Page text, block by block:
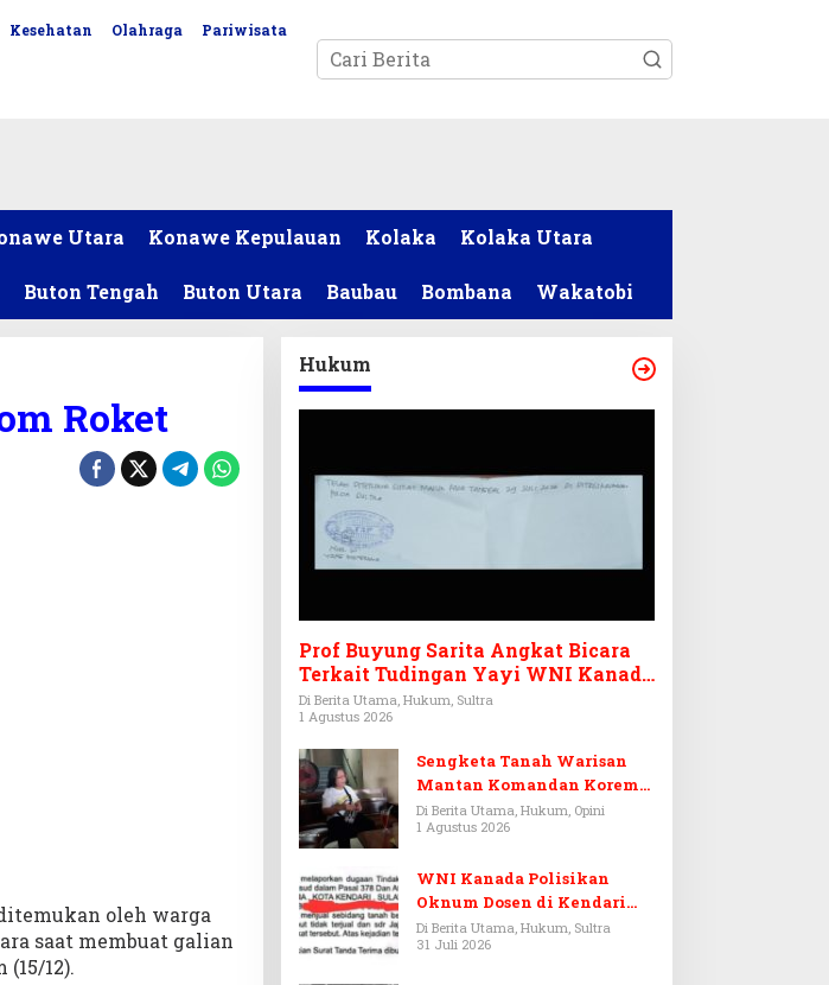
Kesehatan Olahraga Pariwisata
Utara Konawe Kepulauan Kolaka Kolaka Utara
Buton Tengah Buton Utara Baubau Bombana Wakatobi
Roket
oleh warga
saat membuat galian
12).
Hukum
Prof Buyung Sarita Angkat Bicara
Terkait Tudingan Yayi WNI Kanada
Ditagih Utang Rp3,6 Miliar
Di Berita Utama, Hukum, Sultra
1 Agustus 2026
Sengketa Tanah Warisan
Mantan Komandan Korem
143/HO, Ketika Warisan
Menjadi Arena Pemerasan
Di Berita Utama, Hukum, Opini
1 Agustus 2026
WNI Kanada Polisikan
Oknum Dosen di Kendari
Terkait Aset Puluhan Miliar
Di Berita Utama, Hukum, Sultra
31 Juli 2026